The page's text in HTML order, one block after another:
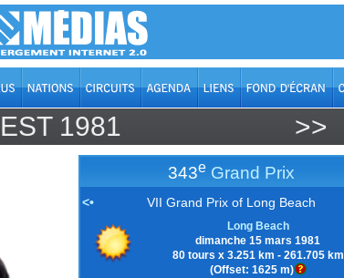
1981 >>
343e Grand Prix
<• VII Grand Prix of Long Beach
Long Beach
dimanche 15 mars 1981
80 tours x 3.251 km - 261.705 km
(Offset: 1625 m)